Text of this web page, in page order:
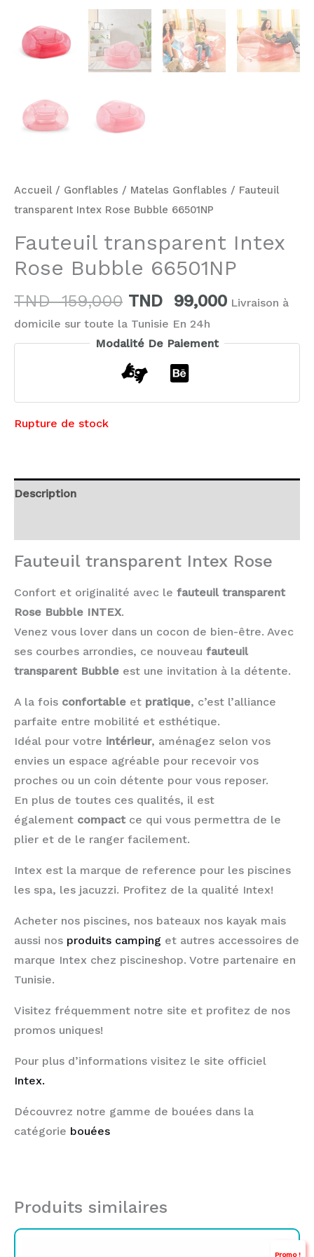
Accueil / Gonflables / Matelas Gonflables / Fauteuil
transparent Intex Rose Bubble 66501NP
Fauteuil transparent Intex
Rose Bubble 66501NP
TND159,000 TND 99,000 Livraison à
domicile sur toute la Tunisie En 24h
Modalité De Paiement
Rupture de stock
Description
Fauteuil transparent Intex Rose
Confort et originalité avec le fauteuil transparent
Rose Bubble INTEX.
Venez vous lover dans un cocon de bien-être. Avec
ses courbes arrondies, ce nouveau fauteuil
transparent Bubble est une invitation à la détente.
A la fois confortable et pratique, c’est l’alliance
parfaite entre mobilité et esthétique.
Idéal pour votre intérieur, aménagez selon vos
envies un espace agréable pour recevoir vos
proches ou un coin détente pour vous reposer.
En plus de toutes ces qualités, il est
également compact ce qui vous permettra de le
plier et de le ranger facilement.
Intex est la marque de reference pour les piscines
les spa, les jacuzzi. Profitez de la qualité Intex!
Acheter nos piscines, nos bateaux nos kayak mais
aussi nos produits camping et autres accessoires de
marque Intex chez piscineshop. Votre partenaire en
Tunisie.
Visitez fréquemment notre site et profitez de nos
promos uniques!
Pour plus d’informations visitez le site officiel
Intex.
Découvrez notre gamme de bouées dans la
catégorie bouées
Produits similaires
Promo !